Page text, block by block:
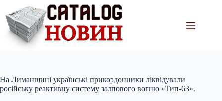
вмісту
На Лиманщині українські прикордонники ліквідували
російську реактивну систему залпового вогню «Тип-63».